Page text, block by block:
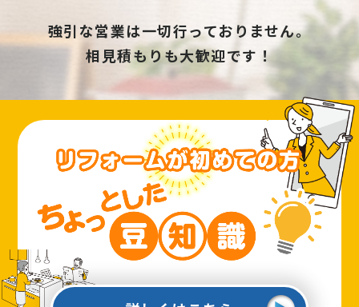
強引な営業は一切行っておりません。
相見積もりも大歓迎です！